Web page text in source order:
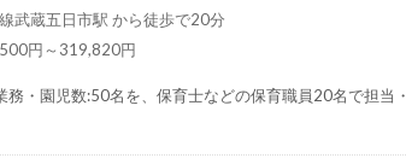
武蔵五日市駅 から徒歩で20分
円～319,820円
務・園児数:50名を、保育士などの保育職員20名で担当